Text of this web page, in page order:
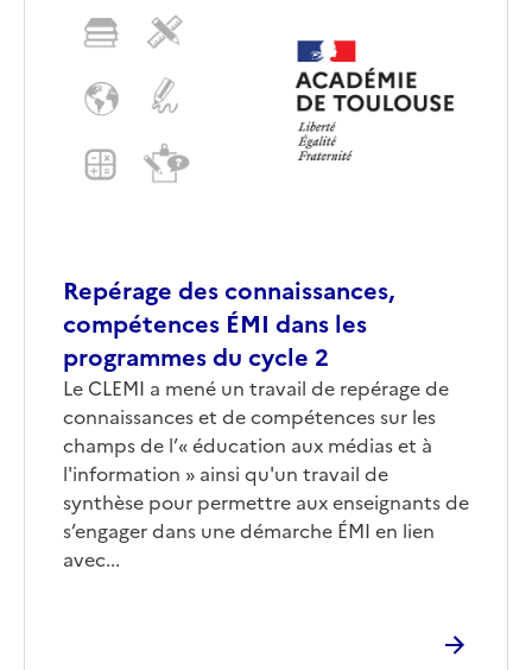
Repérage des connaissances,
compétences ÉMI dans les
programmes du cycle 2
Corps
Le CLEMI a mené un travail de repérage de
connaissances et de compétences sur les
champs de l’« éducation aux médias et à
l'information » ainsi qu'un travail de
synthèse pour permettre aux enseignants de
s’engager dans une démarche ÉMI en lien
avec...